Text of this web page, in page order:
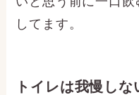
してます。
トイレは我慢しな